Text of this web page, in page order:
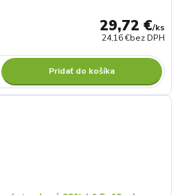
29,72 €/ks
24,16 €bez DPH
Pridať do košíka